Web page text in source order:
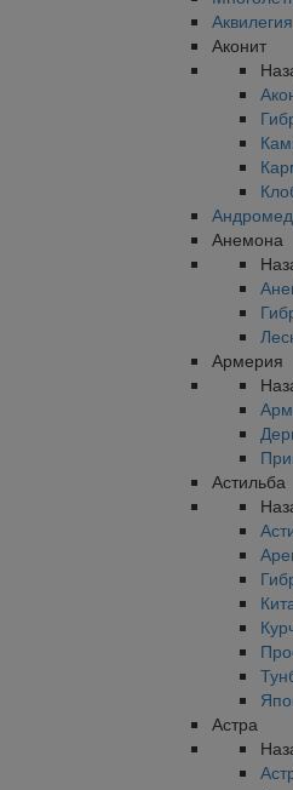
Аквилегия
Аконит
Анемона
Армерия
Астильба
Астра